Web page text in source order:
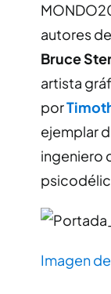
autores
Bruce
artista
por
ejemplar
ingeniero
Imagen